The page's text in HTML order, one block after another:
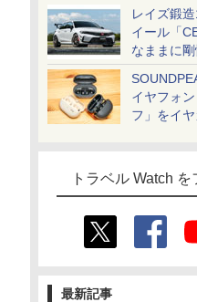
レイズ鍛
イール「
なままに
イヤフォ
フ」をイ
トラベル Watch
最新記事